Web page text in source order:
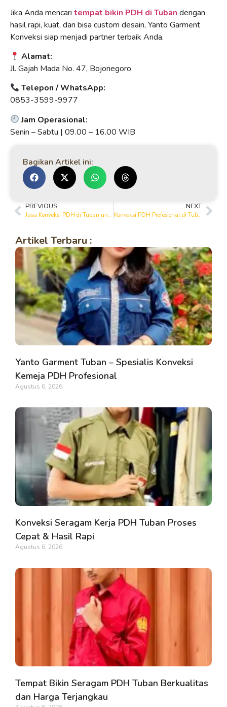
Jika Anda mencari tempat bikin PDH di Tuban dengan
hasil rapi, kuat, dan bisa custom desain, Yanto Garment
Konveksi siap menjadi partner terbaik Anda.
Alamat:
Jl. Gajah Mada No. 47, Bojonegoro
Telepon / WhatsApp:
0853-3599-9977
Jam Operasional:
Senin – Sabtu | 09.00 – 16.00 WIB
Bagikan Artikel ini:
PREVIOUS
Jasa Konveksi PDH di Tuban untuk Instansi & Perusahaan
NEXT
Konveksi PDH Profesional di Tuban, Hasil Rapi & Nyaman Dipakai
Artikel Terbaru :
Yanto Garment Tuban – Spesialis Konveksi
Kemeja PDH Profesional
Agustus 6, 2026
Konveksi Seragam Kerja PDH Tuban Proses
Cepat & Hasil Rapi
Agustus 6, 2026
Tempat Bikin Seragam PDH Tuban Berkualitas
dan Harga Terjangkau